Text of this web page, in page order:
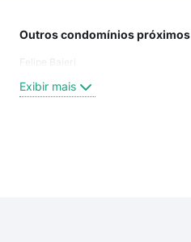
Outros condomínios próximos
Felipe Baieri
Exibir mais